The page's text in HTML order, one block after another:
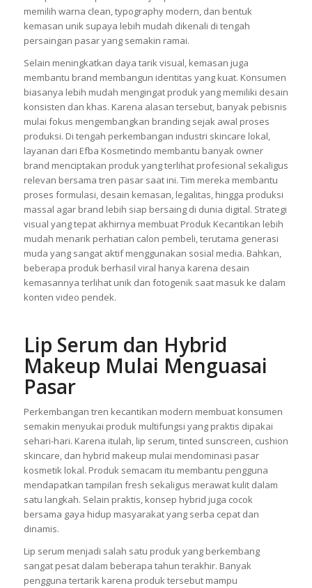
memilih warna clean, typography modern, dan bentuk
kemasan unik supaya lebih mudah dikenali di tengah
persaingan pasar yang semakin ramai.
Selain meningkatkan daya tarik visual, kemasan juga
membantu brand membangun identitas yang kuat. Konsumen
biasanya lebih mudah mengingat produk yang memiliki desain
konsisten dan khas. Karena alasan tersebut, banyak pebisnis
mulai fokus mengembangkan branding sejak awal proses
produksi. Di tengah perkembangan industri skincare lokal,
layanan dari Efba Kosmetindo membantu banyak owner
brand menciptakan produk yang terlihat profesional sekaligus
relevan bersama tren pasar saat ini. Tim mereka membantu
proses formulasi, desain kemasan, legalitas, hingga produksi
massal agar brand lebih siap bersaing di dunia digital. Strategi
visual yang tepat akhirnya membuat Produk Kecantikan lebih
mudah menarik perhatian calon pembeli, terutama generasi
muda yang sangat aktif menggunakan sosial media. Bahkan,
beberapa produk berhasil viral hanya karena desain
kemasannya terlihat unik dan fotogenik saat masuk ke dalam
konten video pendek.
Lip Serum dan Hybrid
Makeup Mulai Menguasai
Pasar
Perkembangan tren kecantikan modern membuat konsumen
semakin menyukai produk multifungsi yang praktis dipakai
sehari-hari. Karena itulah, lip serum, tinted sunscreen, cushion
skincare, dan hybrid makeup mulai mendominasi pasar
kosmetik lokal. Produk semacam itu membantu pengguna
mendapatkan tampilan fresh sekaligus merawat kulit dalam
satu langkah. Selain praktis, konsep hybrid juga cocok
bersama gaya hidup masyarakat yang serba cepat dan
dinamis.
Lip serum menjadi salah satu produk yang berkembang
sangat pesat dalam beberapa tahun terakhir. Banyak
pengguna tertarik karena produk tersebut mampu